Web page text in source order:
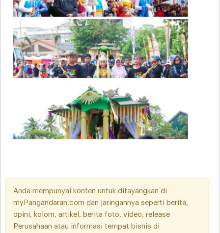
Anda mempunyai konten untuk ditayangkan di
myPangandaran.com dan jaringannya seperti berita,
opini, kolom, artikel, berita foto, video, release
Perusahaan atau informasi tempat bisnis di